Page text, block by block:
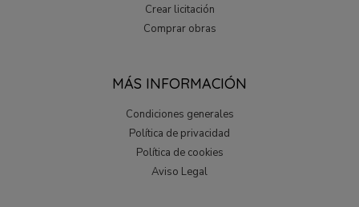
Crear licitación
Comprar obras
MÁS INFORMACIÓN
Condiciones generales
Política de privacidad
Política de cookies
Aviso Legal